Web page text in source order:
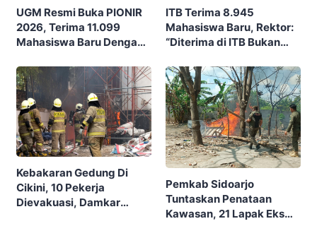
UGM Resmi Buka PIONIR
2026, Terima 11.099
Mahasiswa Baru Dengan
Membangun Bangsa”
ITB Terima 8.945
Mahasiswa Baru, Rektor:
“Diterima di ITB Bukan
Kebakaran Gedung Di
Cikini, 10 Pekerja
Dievakuasi, Damkar
Pemkab Sidoarjo
Tuntaskan Penataan
Kawasan, 21 Lapak Eks